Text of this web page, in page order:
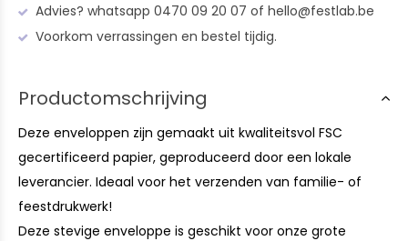
Advies? whatsapp 0470 09 20 07 of hello@festlab.be
Voorkom verrassingen en bestel tijdig.
Productomschrijving
Deze enveloppen zijn gemaakt uit kwaliteitsvol FSC
gecertificeerd papier, geproduceerd door een lokale
leverancier. Ideaal voor het verzenden van familie- of
feestdrukwerk!
Deze stevige enveloppe is geschikt voor onze grote